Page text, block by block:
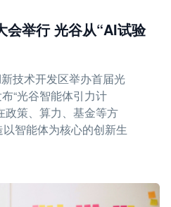
会举行 光谷从“AI试验
技术开发区举办首届光
“光谷智能体引力计
政策、算力、基金等方
智能体为核心的创新生